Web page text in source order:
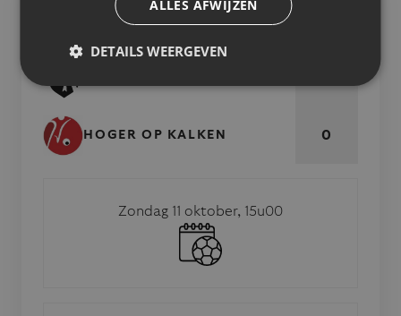
MATCH INFO
HOGER OP KALKEN 0
Zondag 11 oktober, 15u00
ALLES AFWIJZEN
DETAILS WEERGEVEN